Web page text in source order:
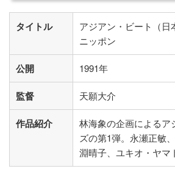
タイトル
アジアン・ビート（日
ニッポン
公開 1991年
監督 天願大介
作品紹介
林海象の企画によるア
ズの第1弾。永瀬正敏
淵晴子、ユキオ・ヤマ